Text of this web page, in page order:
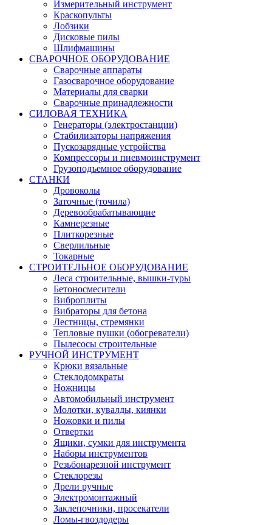
Измерительный инструмент
Краскопульты
Лобзики
Дисковые пилы
Шлифмашины
СВАРОЧНОЕ ОБОРУДОВАНИЕ
Сварочные аппараты
Газосварочное оборудование
Материалы для сварки
Сварочные принадлежности
СИЛОВАЯ ТЕХНИКА
Генераторы (электростанции)
Стабилизаторы напряжения
Пускозарядные устройства
Компрессоры и пневмоинструмент
Грузоподъемное оборудование
СТАНКИ
Дровоколы
Заточные (точила)
Деревообрабатывающие
Камнерезные
Плиткорезные
Сверлильные
Токарные
СТРОИТЕЛЬНОЕ ОБОРУДОВАНИЕ
Леса строительные, вышки-туры
Бетоносмесители
Виброплиты
Вибраторы для бетона
Лестницы, стремянки
Тепловые пушки (обогреватели)
Пылесосы строительные
РУЧНОЙ ИНСТРУМЕНТ
Крюки вязальные
Стеклодомкраты
Ножницы
Автомобильный инструмент
Молотки, кувалды, киянки
Ножовки и пилы
Отвертки
Ящики, сумки для инструмента
Наборы инструментов
Резьбонарезной инструмент
Стеклорезы
Дрели ручные
Электромонтажный
Заклепочники, просекатели
Ломы-гвоздодеры